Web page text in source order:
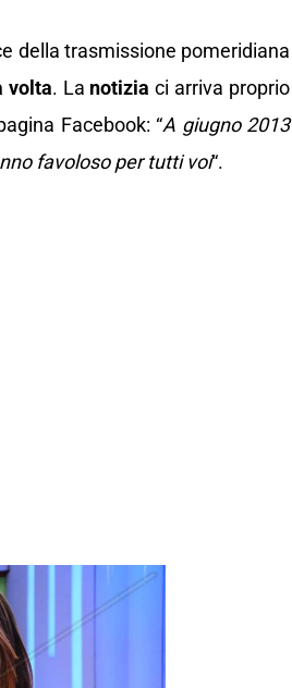
della trasmissione pomeridiana
volta. La notizia ci arriva proprio
Facebook: “A giugno 2013
favoloso per tutti voi“.